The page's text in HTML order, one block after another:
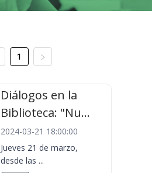
1
Diálogos en la
Biblioteca: "Nu...
2024-03-21 18:00:00
Jueves 21 de marzo,
desde las ...